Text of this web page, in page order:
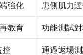
強化 患側肌力
教育 功能測試
控 通過返場